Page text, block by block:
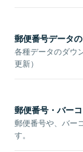
郵便番号データ
各種データのダウ
更新）
郵便番号・バー
郵便番号や、バー
す。